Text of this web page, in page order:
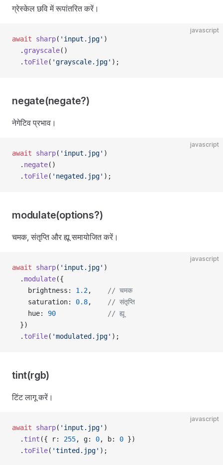
ग्रेस्केल छवि में रूपांतरित करें।
javascript
await sharp( 'input.jpg' )
  .
grayscale()
  .
toFile( 'grayscale.jpg' );
negate(negate?)
नेगेटिव प्रभाव।
javascript
await sharp( 'input.jpg' )
  .
negate()
  .
toFile( 'negated.jpg' );
modulate(options?)
चमक, संतृप्ति और ह्यू समायोजित करें।
javascript
await sharp( 'input.jpg' )
  .
modulate({
    brightness:
1.2,
// चमक
    saturation:
0.8,
// संतृप्ति
    hue:
90
             // ह्यू
  })
  .
toFile( 'modulated.jpg' );
tint(rgb)
टिंट लागू करें।
javascript
await sharp( 'input.jpg' )
  .
tint ({ r: 255, g: 0, b: 0 })
  .
toFile( 'tinted.jpg' );